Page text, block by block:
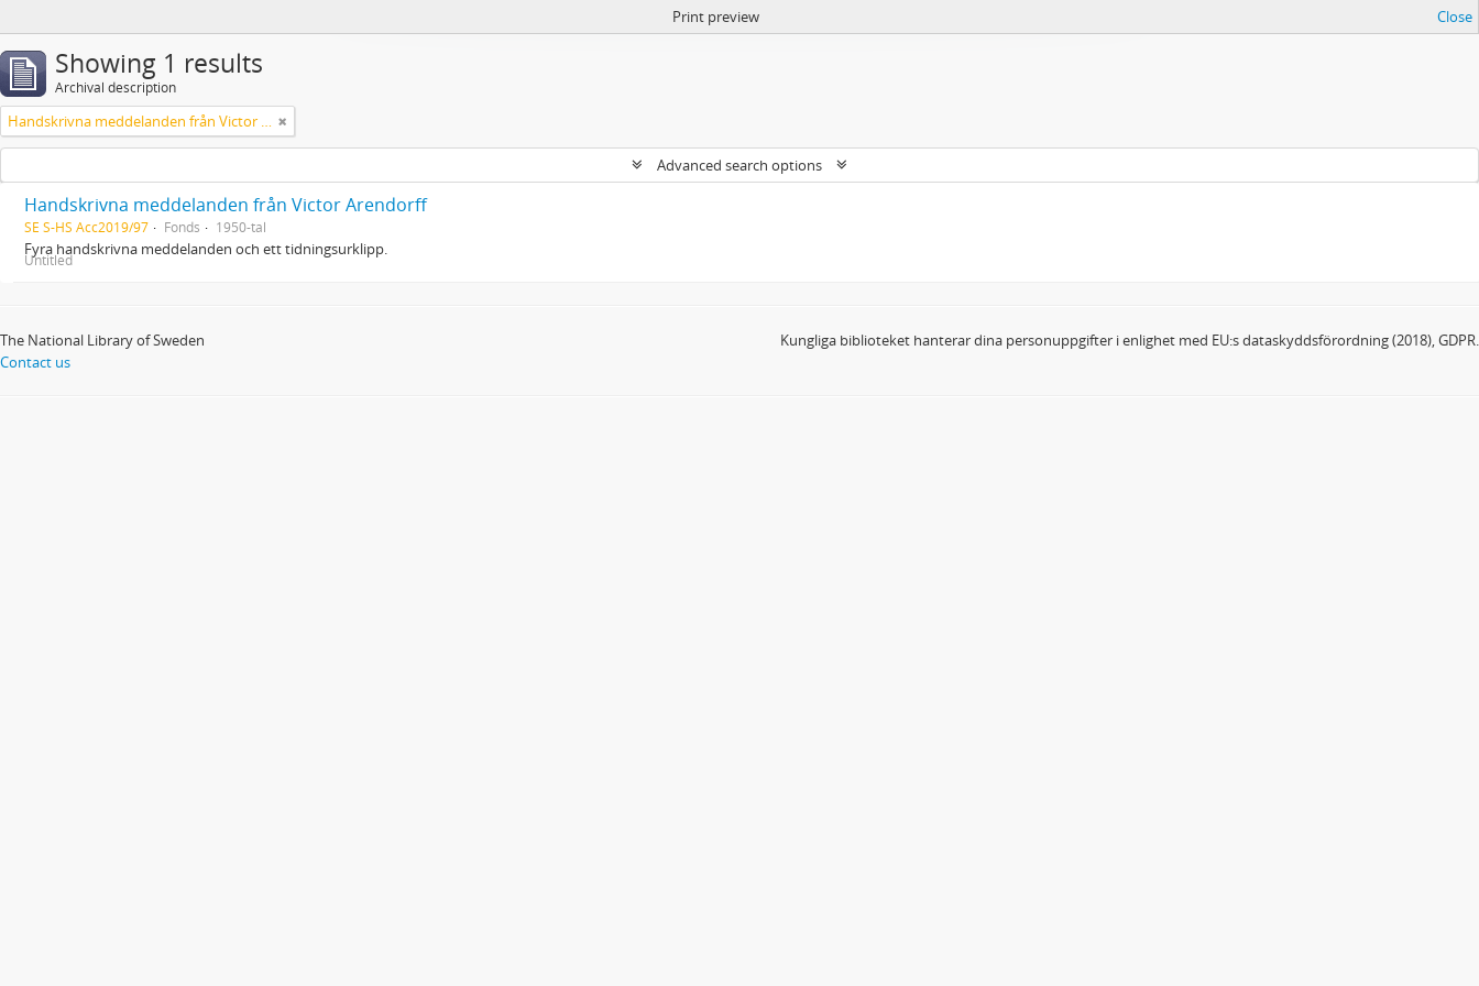
Print preview Close
Showing 1 results
Archival description
Handskrivna meddelanden från Victor Arendorff
Advanced search options
Handskrivna meddelanden från Victor Arendorff
SE S-HS Acc2019/97 Fonds 1950-tal
Fyra handskrivna meddelanden och ett tidningsurklipp.
Untitled
The National Library of Sweden
Contact us
Kungliga biblioteket hanterar dina personuppgifter i enlighet med EU:s dataskyddsförordning (2018), GDPR.